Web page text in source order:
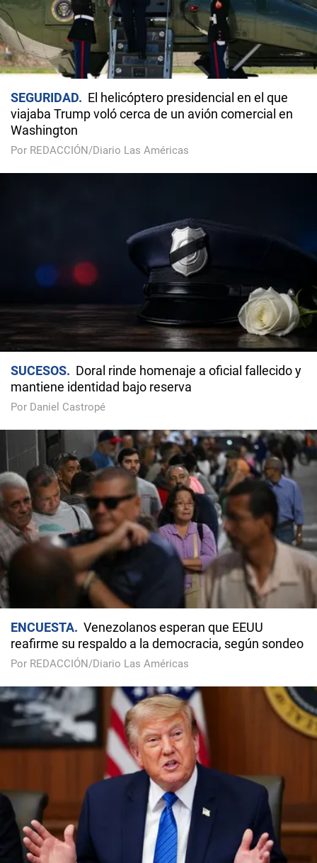
SEGURIDAD
El helicóptero presidencial en el que
viajaba Trump voló cerca de un avión comercial en
Washington
Por REDACCIÓN/Diario Las Américas
SUCESOS
Doral rinde homenaje a oficial fallecido y
mantiene identidad bajo reserva
Por Daniel Castropé
ENCUESTA
Venezolanos esperan que EEUU
reafirme su respaldo a la democracia, según sondeo
Por REDACCIÓN/Diario Las Américas